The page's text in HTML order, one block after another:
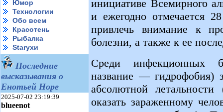
Юмор
Технологии
Обо всем
Красотень
Рыбалка
Starухи
Последние
высказывания о
Енотьей Норе
2025-07-02 23:19:39
blueenot
инициативе Всемирного
и ежегодно отмечается
привлечь внимание к
болезни, а также к ее
Среди инфекционных
название — гидрофобия)
абсолютной
оказать зараженному